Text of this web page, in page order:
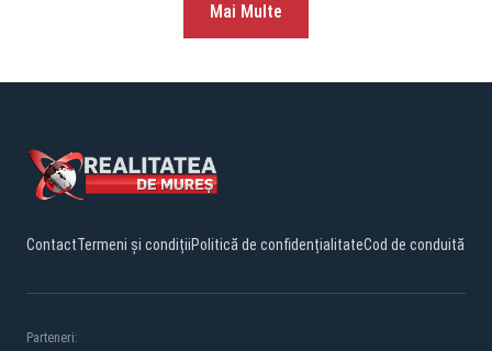
Mai Multe
ContactTermeni și condițiiPolitică de confidențialitateCod de conduită
Parteneri: